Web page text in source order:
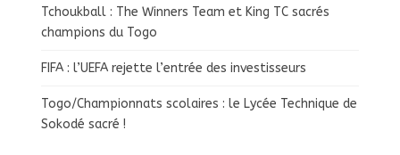
Tchoukball : The Winners Team et King TC sacrés
champions du Togo
FIFA : l’UEFA rejette l’entrée des investisseurs
Togo/Championnats scolaires : le Lycée Technique de
Sokodé sacré !